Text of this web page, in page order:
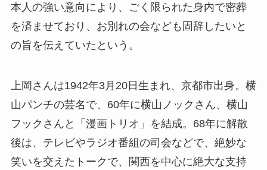
本人の強い意向により、ごく限られた身内で密葬
を済ませており、お別れの会なども固辞したいと
の旨を伝えていたという。
上岡さんは1942年3月20日生まれ、京都市出身。横
山パンチの芸名で、60年に横山ノックさん、横山
フックさんと「漫画トリオ」を結成。68年に解散
後は、テレビやラジオ番組の司会などで、絶妙な
笑いを交えたトークで、関西を中心に絶大な支持